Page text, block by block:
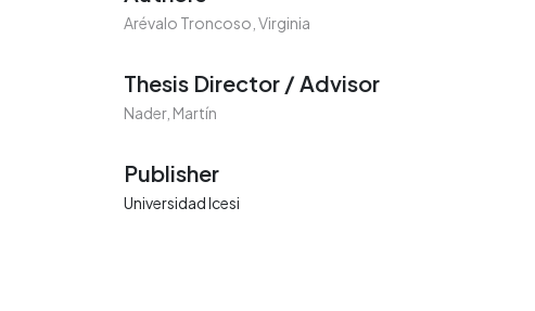
Arévalo Troncoso, Virginia
Thesis Director / Advisor
Nader, Martín
Publisher
Universidad Icesi